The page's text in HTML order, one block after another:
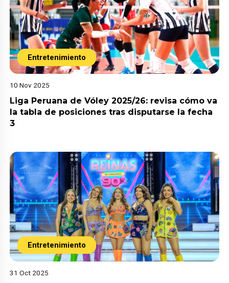
Entretenimiento
10 Nov 2025
Liga Peruana de Vóley 2025/26: revisa cómo va
la tabla de posiciones tras disputarse la fecha
3
Entretenimiento
31 Oct 2025